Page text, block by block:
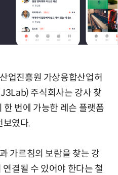
업진흥원 가상융합산업허
주식회사는 강사 찾
한 번에 가능한 레슨 플랫폼
였다.
가르침의 보람을 찾는 강
결될 수 있어야 한다는 철